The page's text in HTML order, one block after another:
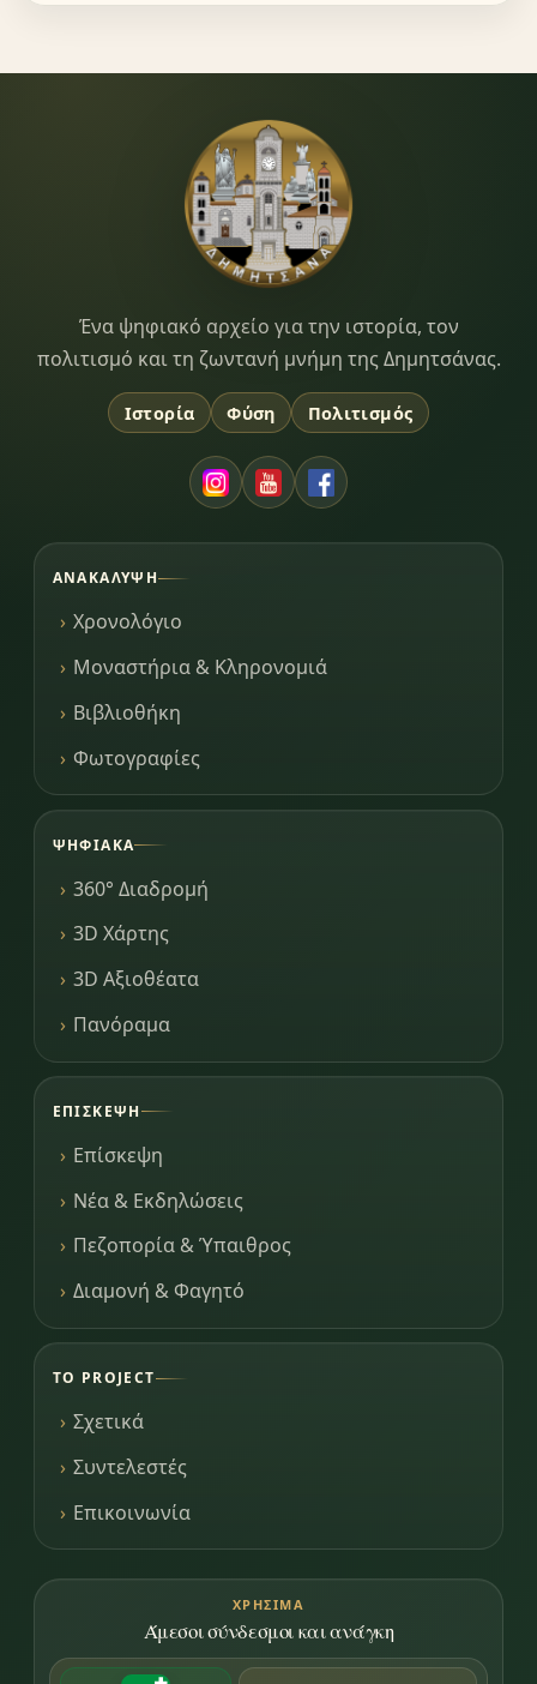
Dimitsana.gr
Ένα ψηφιακό αρχείο για την ιστορία, τον
πολιτισμό και τη ζωντανή μνήμη της Δημητσάνας.
Ιστορία Φύση Πολιτισμός
ΑΝΑΚΆΛΥΨΗ
Χρονολόγιο
Μοναστήρια & Κληρονομιά
Βιβλιοθήκη
Φωτογραφίες
ΨΗΦΙΑΚΆ
360° Διαδρομή
3D Χάρτης
3D Αξιοθέατα
Πανόραμα
ΕΠΊΣΚΕΨΗ
Επίσκεψη
Νέα & Εκδηλώσεις
Πεζοπορία & Ύπαιθρος
Διαμονή & Φαγητό
ΤΟ PROJECT
Σχετικά
Συντελεστές
Επικοινωνία
ΧΡΉΣΙΜΑ
Άμεσοι σύνδεσμοι και ανάγκη